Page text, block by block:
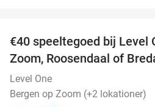
€40 speeltegoed bij Level
Zoom, Roosendaal of
Level One
Bergen op Zoom (+2 lokationer)